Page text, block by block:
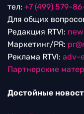
тел: +7 (499) 579-
Для общих
Редакция RTVI:
Маркетинг/PR:
Реклама RTVI: adv-
Партнерские
Достойные